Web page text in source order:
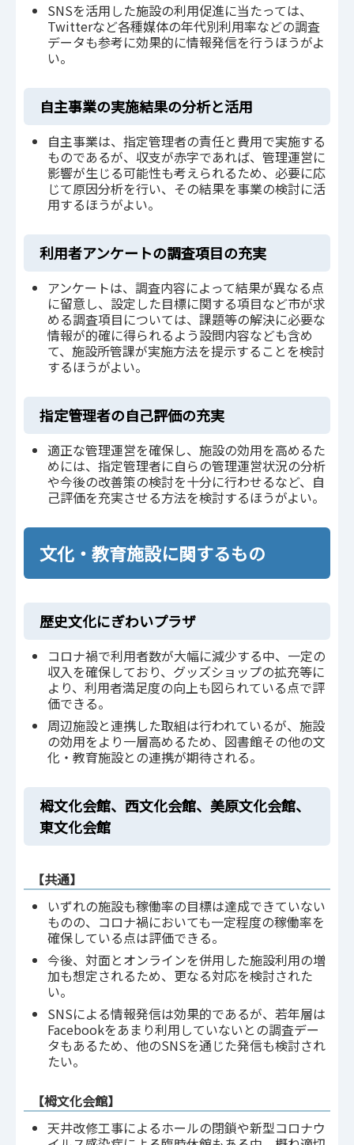
SNSを活用した施設の利用促進に当たっては、
Twitterなど各種媒体の年代別利用率などの調査
データも参考に効果的に情報発信を行うほうがよ
い。
自主事業の実施結果の分析と活用
自主事業は、指定管理者の責任と費用で実施する
ものであるが、収支が赤字であれば、管理運営に
影響が生じる可能性も考えられるため、必要に応
じて原因分析を行い、その結果を事業の検討に活
用するほうがよい。
利用者アンケートの調査項目の充実
アンケートは、調査内容によって結果が異なる点
に留意し、設定した目標に関する項目など市が求
める調査項目については、課題等の解決に必要な
情報が的確に得られるよう設問内容なども含め
て、施設所管課が実施方法を提示することを検討
するほうがよい。
指定管理者の自己評価の充実
適正な管理運営を確保し、施設の効用を高めるた
めには、指定管理者に自らの管理運営状況の分析
や今後の改善策の検討を十分に行わせるなど、自
己評価を充実させる方法を検討するほうがよい。
文化・教育施設に関するもの
歴史文化にぎわいプラザ
コロナ禍で利用者数が大幅に減少する中、一定の
収入を確保しており、グッズショップの拡充等に
より、利用者満足度の向上も図られている点で評
価できる。
周辺施設と連携した取組は行われているが、施設
の効用をより一層高めるため、図書館その他の文
化・教育施設との連携が期待される。
栂文化会館、西文化会館、美原文化会館、
東文化会館
【共通】
いずれの施設も稼働率の目標は達成できていない
ものの、コロナ禍においても一定程度の稼働率を
確保している点は評価できる。
今後、対面とオンラインを併用した施設利用の増
加も想定されるため、更なる対応を検討された
い。
SNSによる情報発信は効果的であるが、若年層は
Facebookをあまり利用していないとの調査デー
タもあるため、他のSNSを通じた発信も検討され
たい。
【栂文化会館】
天井改修工事によるホールの閉鎖や新型コロナウ